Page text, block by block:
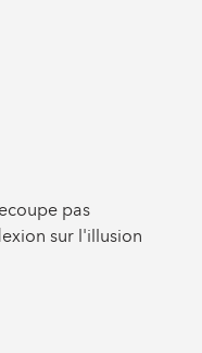
pas
sur l'illusion